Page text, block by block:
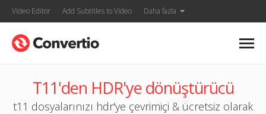
Video Editor Add Subtitles to Video Daha fazla
T11'den HDR'ye dönüştürücü
t11 dosyalarınızı hdr'ye çevrimiçi & ücretsiz olarak